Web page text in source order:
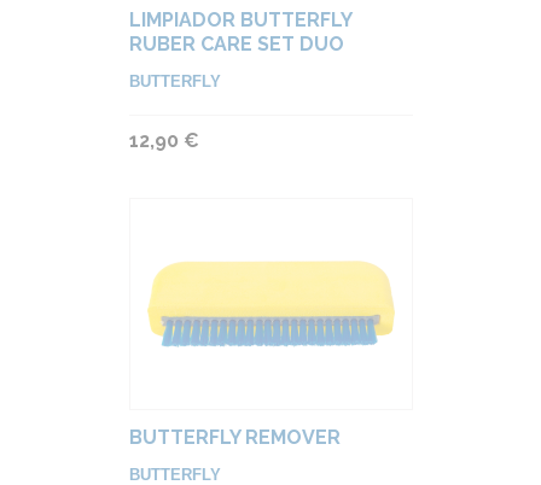
LIMPIADOR BUTTERFLY
RUBER CARE SET DUO
BUTTERFLY
12,90 €
BUTTERFLY REMOVER
BUTTERFLY